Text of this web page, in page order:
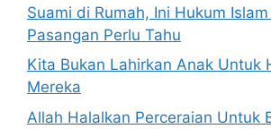
Suami di Rumah, Ini Hukum
Pasangan Perlu Tahu
Kita Bukan Lahirkan Anak Untuk
Mereka
Allah Halalkan Perceraian Untuk